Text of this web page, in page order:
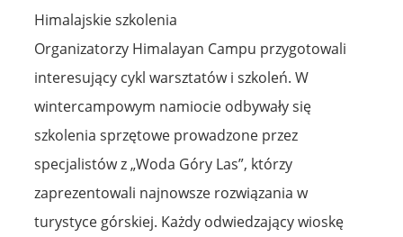
Himalajskie szkolenia
Organizatorzy Himalayan Campu przygotowali
interesujący cykl warsztatów i szkoleń. W
wintercampowym namiocie odbywały się
szkolenia sprzętowe prowadzone przez
specjalistów z „Woda Góry Las”, którzy
zaprezentowali najnowsze rozwiązania w
turystyce górskiej. Każdy odwiedzający wioskę